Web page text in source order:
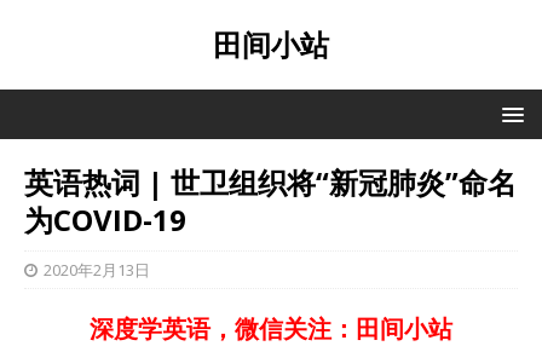
田间小站
英语热词 | 世卫组织将“新冠肺炎”命名
为COVID-19
2020年2月13日
深度学英语，微信关注：田间小站